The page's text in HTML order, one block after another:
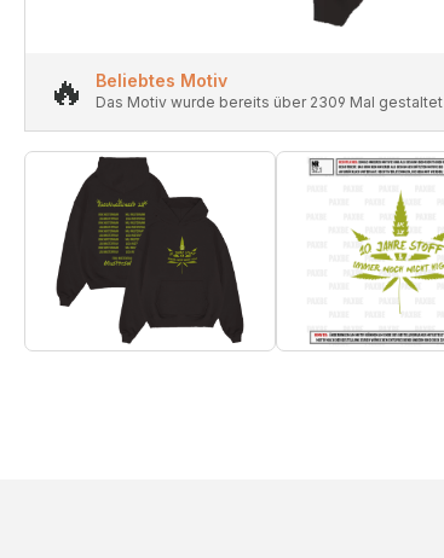
🔥 Beliebtes Motiv
Das Motiv wurde bereits über 2309 Mal gestaltet